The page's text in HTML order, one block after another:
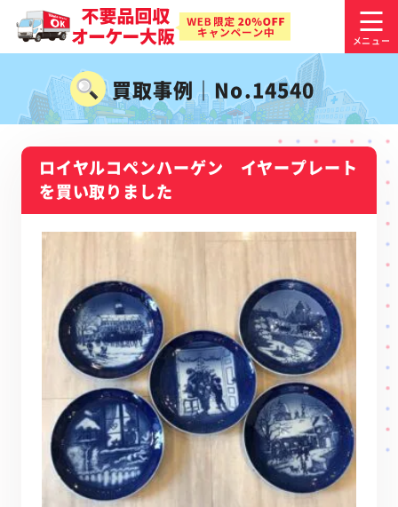
買取事例｜No.14540
ロイヤルコペンハーゲン イヤープレート
を買い取りました